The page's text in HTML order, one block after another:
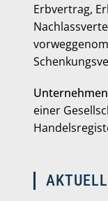
Erbvertrag,
einer